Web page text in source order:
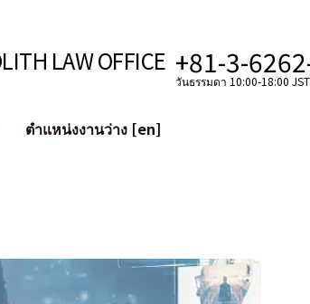
LAW OFFICE +81-3-
วันธรรมดา 10:00-18:00
การบรรเทาความเสียหายต่อชื่อเสียง
การระบุตัวตนของคำกล่าวหาที่เป็นการใส่
ตำแหน่งงานว่าง [en]